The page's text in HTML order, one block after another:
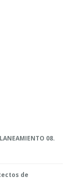
08.
de